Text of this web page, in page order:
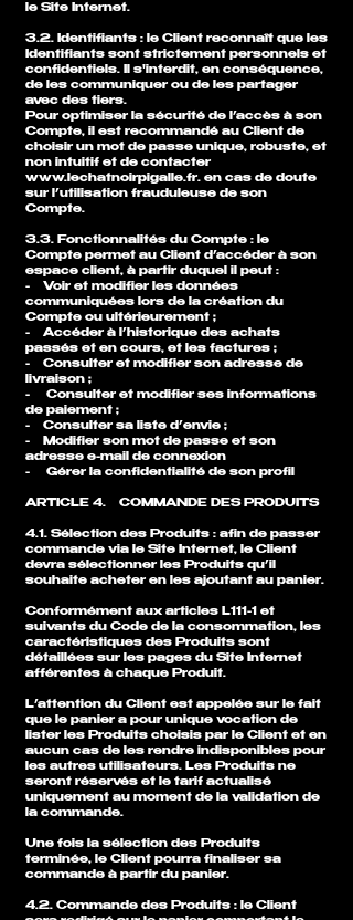
le Site Internet.
3.2. Identifiants : le Client reconnaît que les
Identifiants sont strictement personnels et
confidentiels. Il s'interdit, en conséquence,
de les communiquer ou de les partager
avec des tiers.
Pour optimiser la sécurité de l’accès à son
Compte, il est recommandé au Client de
choisir un mot de passe unique, robuste, et
non intuitif et de contacter
www.lechatnoirpigalle.fr. en cas de doute
sur l’utilisation frauduleuse de son
Compte.
3.3. Fonctionnalités du Compte : le
Compte permet au Client d’accéder à son
espace client, à partir duquel il peut :
- Voir et modifier les données
communiquées lors de la création du
Compte ou ultérieurement ;
- Accéder à l’historique des achats
passés et en cours, et les factures ;
- Consulter et modifier son adresse de
livraison ;
- Consulter et modifier ses informations
de paiement ;
- Consulter sa liste d’envie ;
- Modifier son mot de passe et son
adresse e-mail de connexion
- Gérer la confidentialité de son profil
ARTICLE 4. COMMANDE DES PRODUITS
4.1. Sélection des Produits : afin de passer
commande via le Site Internet, le Client
devra sélectionner les Produits qu’il
souhaite acheter en les ajoutant au panier.
Conformément aux articles L111-1 et
suivants du Code de la consommation, les
caractéristiques des Produits sont
détaillées sur les pages du Site Internet
afférentes à chaque Produit.
L’attention du Client est appelée sur le fait
que le panier a pour unique vocation de
lister les Produits choisis par le Client et en
aucun cas de les rendre indisponibles pour
les autres utilisateurs. Les Produits ne
seront réservés et le tarif actualisé
uniquement au moment de la validation de
la commande.
Une fois la sélection des Produits
terminée, le Client pourra finaliser sa
commande à partir du panier.
4.2. Commande des Produits : le Client